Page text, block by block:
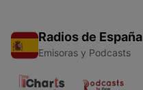
Radios de España
Emisoras y Podcasts